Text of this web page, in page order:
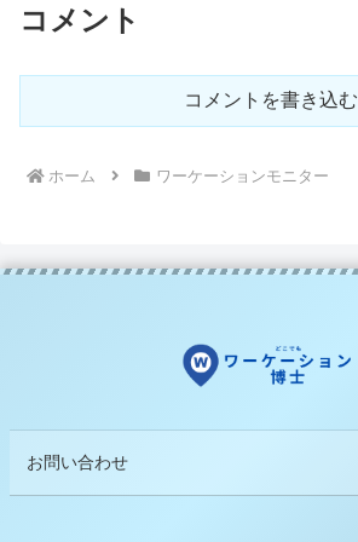
コメント
コメントを書き込む
ホーム ワーケーションモニター
お問い合わせ